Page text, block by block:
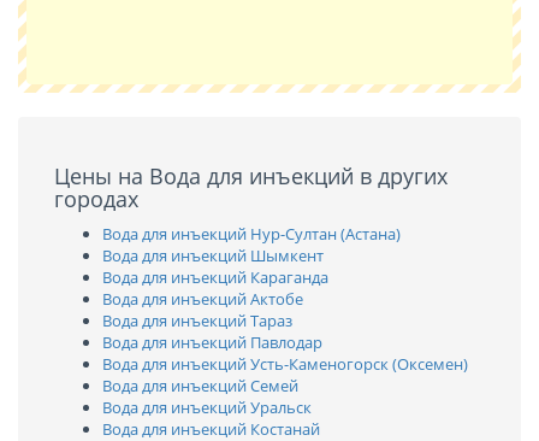
Цены на Вода для инъекций в других
городах
Вода для инъекций Нур-Султан (Астана)
Вода для инъекций Шымкент
Вода для инъекций Караганда
Вода для инъекций Актобе
Вода для инъекций Тараз
Вода для инъекций Павлодар
Вода для инъекций Усть-Каменогорск (Оксемен)
Вода для инъекций Семей
Вода для инъекций Уральск
Вода для инъекций Костанай